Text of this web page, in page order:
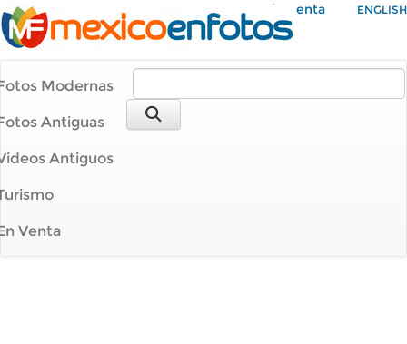
Mi Cuenta ENGLISH
Modernas
Antiguas
Antiguos
Venta